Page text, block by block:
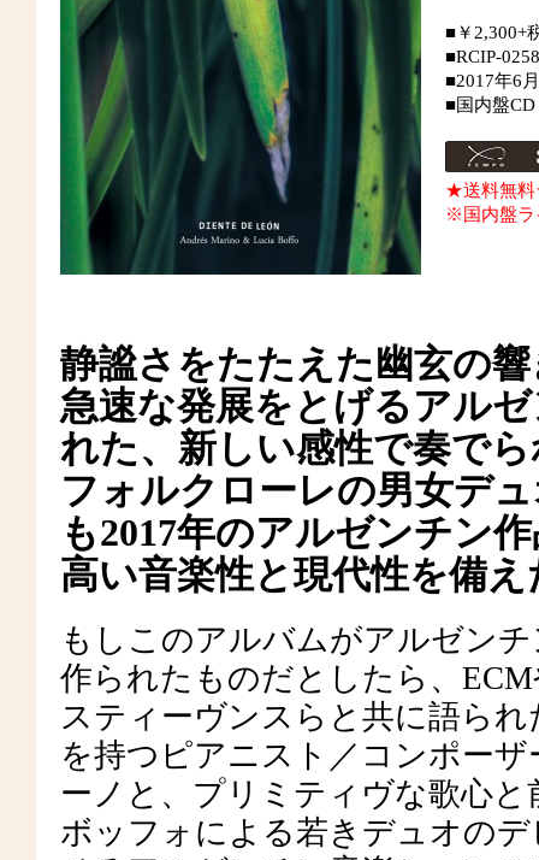
■￥2,300+
■RCIP-0258
■2017年6
■国内盤CD
★送料無
※国内盤ラ
静謐さをたたえた幽玄の
急速な発展をとげるアル
れた、新しい感性で奏で
フォルクローレの男女デ
も2017年のアルゼンチン
高い音楽性と現代性を備
もしこのアルバムがアルゼン
作られたものだとしたら、
スティーヴンスらと共に語ら
を持つピアニスト／コンポー
ーノと、プリミティヴな歌心
ボッフォによる若きデュオの